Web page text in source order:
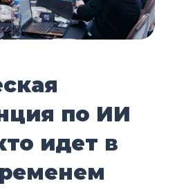
по ИИ
идет в